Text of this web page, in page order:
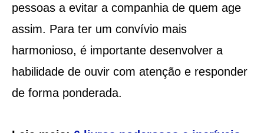
pessoas a evitar a companhia de quem age
assim. Para ter um convívio mais
harmonioso, é importante desenvolver a
habilidade de ouvir com atenção e responder
de forma ponderada.